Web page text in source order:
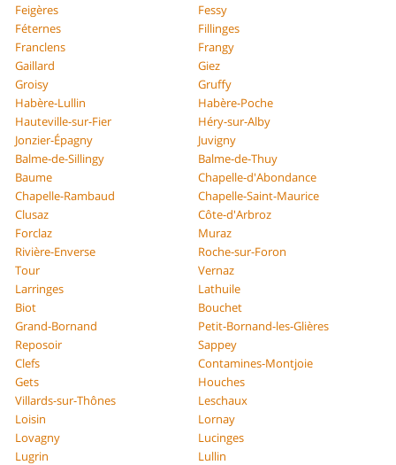
Feigères
Fessy
Féternes
Fillinges
Franclens
Frangy
Gaillard
Giez
Groisy
Gruffy
Habère-Lullin
Habère-Poche
Hauteville-sur-Fier
Héry-sur-Alby
Jonzier-Épagny
Juvigny
Balme-de-Sillingy
Balme-de-Thuy
Baume
Chapelle-d'Abondance
Chapelle-Rambaud
Chapelle-Saint-Maurice
Clusaz
Côte-d'Arbroz
Forclaz
Muraz
Rivière-Enverse
Roche-sur-Foron
Tour
Vernaz
Larringes
Lathuile
Biot
Bouchet
Grand-Bornand
Petit-Bornand-les-Glières
Reposoir
Sappey
Clefs
Contamines-Montjoie
Gets
Houches
Villards-sur-Thônes
Leschaux
Loisin
Lornay
Lovagny
Lucinges
Lugrin
Lullin